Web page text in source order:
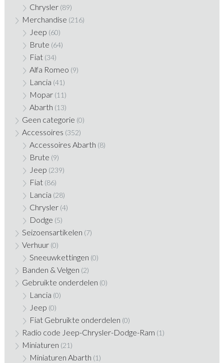
Chrysler (89)
Merchandise (216)
Jeep (60)
Brute (64)
Fiat (34)
Alfa Romeo (9)
Lancia (41)
Mopar (11)
Abarth (13)
Geen categorie (0)
Accessoires (352)
Accessoires Abarth (8)
Brute (9)
Jeep (239)
Fiat (86)
Lancia (28)
Chrysler (4)
Dodge (5)
Seizoensartikelen (7)
Verhuur (0)
Sneeuwkettingen (0)
Banden & Velgen (2)
Gebruikte onderdelen (0)
Lancia (0)
Jeep (0)
Fiat Gebruikte onderdelen (0)
Radio code Jeep-Chrysler-Dodge-Ram (1)
Miniaturen (21)
Miniaturen Abarth (1)